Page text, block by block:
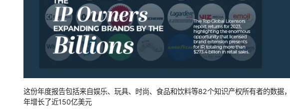
这份年度报告包括来自娱乐、玩具、时尚、食品和饮料等82个知识产权所有者的数据
年增长了近150亿美元